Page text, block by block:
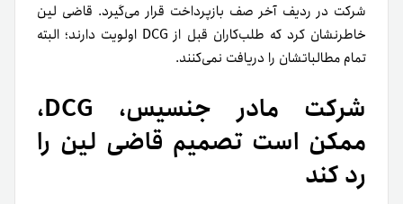
شرکت در ردیف آخر صف بازپرداخت قرار می‌گیرد. قاضی لین
خاطرنشان کرد که طلب‌کاران قبل از DCG اولویت دارند؛ البته
تمام مطالباتشان را دریافت نمی‌کنند.
شرکت مادر جنسیس، DCG،
ممکن است تصمیم قاضی لین را
رد کند